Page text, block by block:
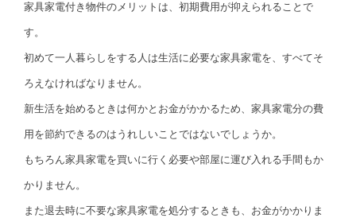
家具家電付き物件のメリットは、初期費用が抑えられることで
す。
初めて一人暮らしをする人は生活に必要な家具家電を、すべてそ
ろえなければなりません。
新生活を始めるときは何かとお金がかかるため、家具家電分の費
用を節約できるのはうれしいことではないでしょうか。
もちろん家具家電を買いに行く必要や部屋に運び入れる手間もか
かりません。
また退去時に不要な家具家電を処分するときも、お金がかかりま